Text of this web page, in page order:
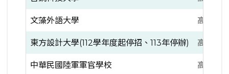
文藻外語大學 高雄市
東方設計大學(112學年度起停招、113年停辦) 高雄市
中華民國陸軍軍官學校 高雄市